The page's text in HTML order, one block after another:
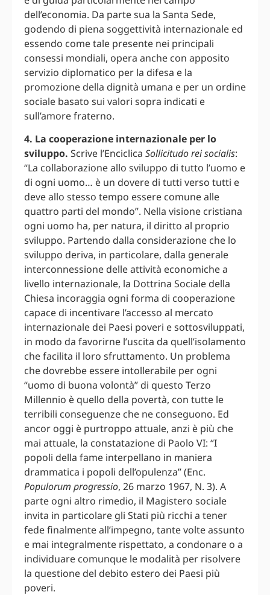
dell’economia. Da parte sua la Santa Sede,
godendo di piena soggettività internazionale ed
essendo come tale presente nei principali
consessi mondiali, opera anche con apposito
servizio diplomatico per la difesa e la
promozione della dignità umana e per un ordine
sociale basato sui valori sopra indicati e
sull’amore fraterno.
4. La cooperazione internazionale per lo
sviluppo. Scrive l’Enciclica Sollicitudo rei socialis:
“La collaborazione allo sviluppo di tutto l’uomo e
di ogni uomo… è un dovere di tutti verso tutti e
deve allo stesso tempo essere comune alle
quattro parti del mondo”. Nella visione cristiana
ogni uomo ha, per natura, il diritto al proprio
sviluppo. Partendo dalla considerazione che lo
sviluppo deriva, in particolare, dalla generale
interconnessione delle attività economiche a
livello internazionale, la Dottrina Sociale della
Chiesa incoraggia ogni forma di cooperazione
capace di incentivare l’accesso al mercato
internazionale dei Paesi poveri e sottosviluppati,
in modo da favorirne l’uscita da quell’isolamento
che facilita il loro sfruttamento. Un problema
che dovrebbe essere intollerabile per ogni
“uomo di buona volontà” di questo Terzo
Millennio è quello della povertà, con tutte le
terribili conseguenze che ne conseguono. Ed
ancor oggi è purtroppo attuale, anzi è più che
mai attuale, la constatazione di Paolo VI: “I
popoli della fame interpellano in maniera
drammatica i popoli dell’opulenza” (Enc.
Populorum progressio, 26 marzo 1967, N. 3). A
parte ogni altro rimedio, il Magistero sociale
invita in particolare gli Stati più ricchi a tener
fede finalmente all’impegno, tante volte assunto
e mai integralmente rispettato, a condonare o a
individuare comunque le modalità per risolvere
la questione del debito estero dei Paesi più
poveri.